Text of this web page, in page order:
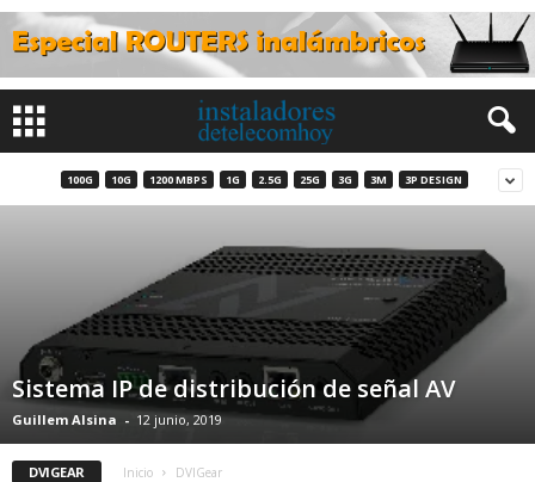
100G 10G 1200 MBPS 1G 2.5G 25G 3G 3M 3P DESIGN
Sistema IP de distribución de señal AV
Guillem Alsina - 12 junio, 2019
DVIGEAR Inicio DVIGear